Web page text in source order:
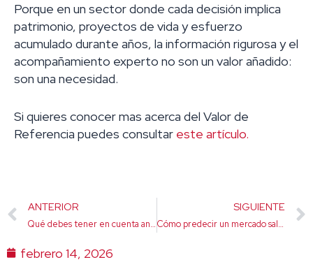
Porque en un sector donde cada decisión implica
patrimonio, proyectos de vida y esfuerzo
acumulado durante años, la información rigurosa y el
acompañamiento experto no son un valor añadido:
son una necesidad.
Si quieres conocer mas acerca del Valor de
Referencia puedes consultar este artículo.
Ant
ANTERIOR
Qué debes tener en cuenta antes de pedir una hipoteca para comprar tu vivienda
SIGUIENTE
Cómo predecir un mercado saludable de la vivienda en alquiler
febrero 14, 2026